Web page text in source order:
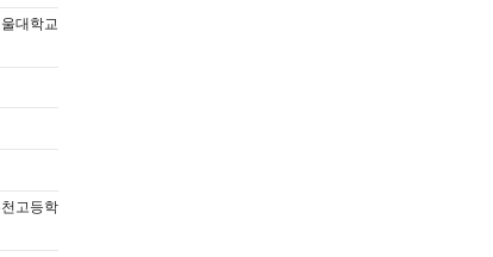
대학교
고등학